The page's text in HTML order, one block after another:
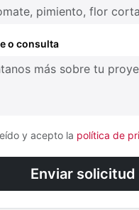
o consulta
y acepto la política de
Enviar solicitud